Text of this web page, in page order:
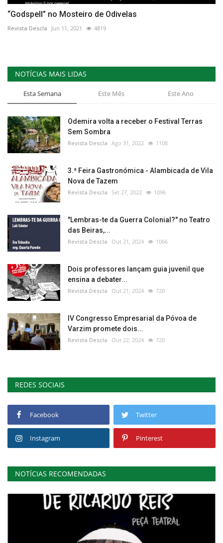
“Godspell” no Mosteiro de Odivelas
Revista Descla Jun 11, 2021 4819
NOTÍCIAS MAIS LIDAS
Esta Semana Este Mês Este Ano
Odemira volta a receber o Festival Terras
Sem Sombra
Revista Descla Ago 31, 2022 1108
3.ª Feira Gastronómica - Alambicada de Vila
Nova de Tazem
Revista Descla Set 27, 2022 1096
"Lembras-te da Guerra Colonial?" no Teatro
das Beiras,...
Revista Descla Out 21, 2024 1066
Dois professores lançam guia juvenil que
ensina a debater...
Revista Descla Out 21, 2024 720
IV Congresso Empresarial da Póvoa de
Varzim promete dois...
Revista Descla Out 22, 2024 720
REDES SOCIAIS
Facebook Twitter
Instagram Pinterest
NOTÍCIAS RECOMENDADAS